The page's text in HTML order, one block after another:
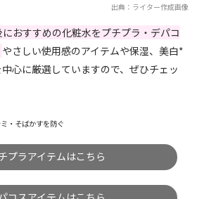
出典：ライター作成画像
おすすめの化粧水をプチプラ・デパコ
やさしい使用感のアイテムや保湿、美白*
心に厳選していますので、ぜひチェッ
・そばかすを防ぐ
プラアイテムはこちら